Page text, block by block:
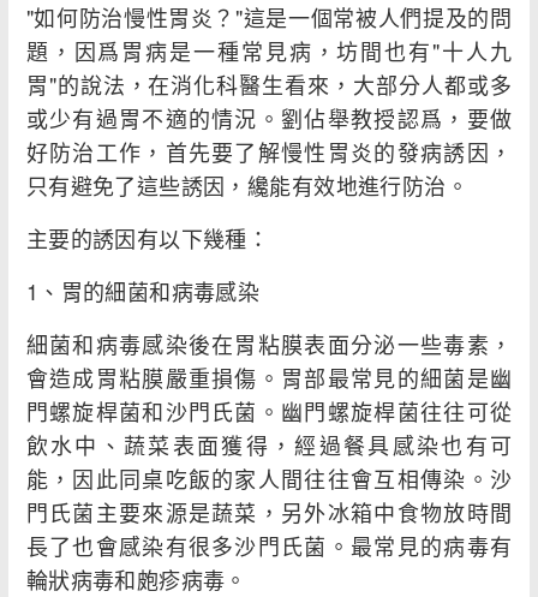
"如何防治慢性胃炎？"這是一個常被人們提及的問
題，因爲胃病是一種常見病，坊間也有"十人九
胃"的說法，在消化科醫生看來，大部分人都或多
或少有過胃不適的情況。劉佔舉教授認爲，要做
好防治工作，首先要了解慢性胃炎的發病誘因，
只有避免了這些誘因，纔能有效地進行防治。
主要的誘因有以下幾種：
1、胃的細菌和病毒感染
細菌和病毒感染後在胃粘膜表面分泌一些毒素，
會造成胃粘膜嚴重損傷。胃部最常見的細菌是幽
門螺旋桿菌和沙門氏菌。幽門螺旋桿菌往往可從
飲水中、蔬菜表面獲得，經過餐具感染也有可
能，因此同桌吃飯的家人間往往會互相傳染。沙
門氏菌主要來源是蔬菜，另外冰箱中食物放時間
長了也會感染有很多沙門氏菌。最常見的病毒有
輪狀病毒和皰疹病毒。